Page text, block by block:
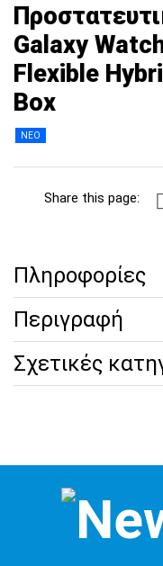
Galaxy
Flexible
Βox
ΝΕΟ
Share this page:
Πληροφορίες
Περιγραφή
Σχετικές